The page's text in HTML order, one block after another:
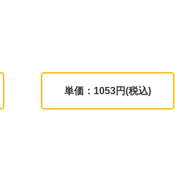
単価：1053円(税込)